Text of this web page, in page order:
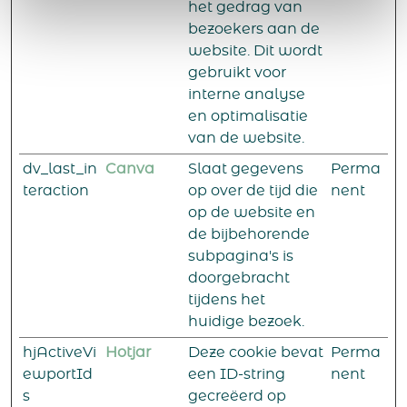
het gedrag van
bezoekers aan de
website. Dit wordt
gebruikt voor
interne analyse
en optimalisatie
van de website.
dv_last_in
teraction
Canva
Slaat gegevens
op over de tijd die
op de website en
de bijbehorende
subpagina's is
doorgebracht
tijdens het
huidige bezoek.
Perma
nent
hjActiveVi
ewportId
s
Hotjar
Deze cookie bevat
een ID-string
gecreëerd op
Perma
nent